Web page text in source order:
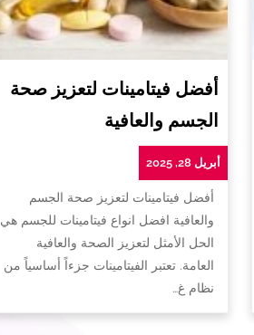
أفضل فيتامينات لتعزيز صحة
الجسم والعافية
أبريل 28, 2025
أفضل فيتامينات لتعزيز صحة الجسم
والعافية افضل انواع فيتامينات للجسم هي
الحل الأمثل لتعزيز الصحة والعافية
العامة. تعتبر الفيتامينات جزءاً أساسياً من
نظام غ…